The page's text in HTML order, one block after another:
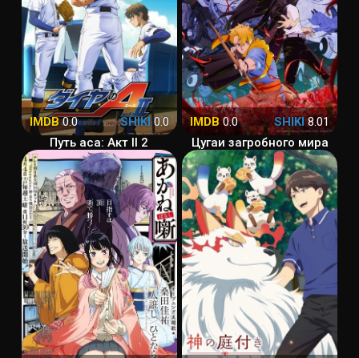
IMDB0.0 SHIKI0.0
Путь аса: Акт II 2
IMDB0.0 SHIKI8.01
Цугаи загробного мира